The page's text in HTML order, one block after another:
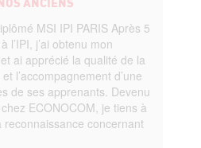
ANCIENS
MSI IPI PARIS Après 5
l’IPI, j’ai obtenu mon
ai apprécié la qualité de la
l’accompagnement d’une
de ses apprenants. Devenu
ECONOCOM, je tiens à
concernant